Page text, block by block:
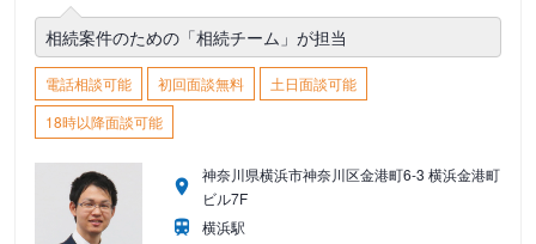
相続案件のための「相続チーム」が担当
電話相談可能 初回面談無料
土日面談可能
18時以降面談可能
神奈川県横浜市神奈川区金港町6-3 横浜金港町
ビル7F
横浜駅